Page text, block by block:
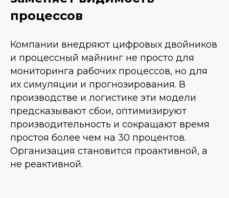
процессов
Компании внедряют цифровых двойников
и процессный майнинг не просто для
мониторинга рабочих процессов, но для
их симуляции и прогнозирования. В
производстве и логистике эти модели
предсказывают сбои, оптимизируют
производительность и сокращают время
простоя более чем на 30 процентов.
Организация становится проактивной, а
не реактивной.